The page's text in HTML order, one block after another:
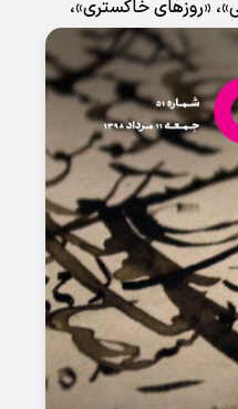
«روزهای خاکستری»،
های خان گرمز» و